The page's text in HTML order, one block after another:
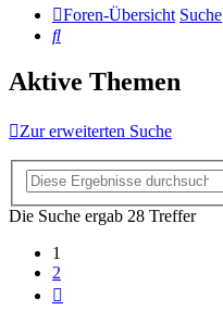
Foren-Übersicht Suche
Suche
Aktive Themen
Zur erweiterten Suche
Die Suche ergab 28 Treffer
1
2